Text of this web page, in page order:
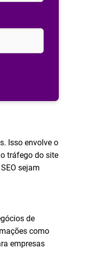
Isso envolve o
tráfego do site
sejam
de
como
empresas